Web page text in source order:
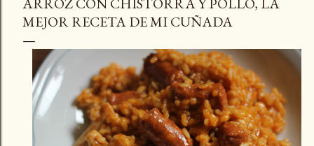
MEJOR RECETA DE MI CUÑADA